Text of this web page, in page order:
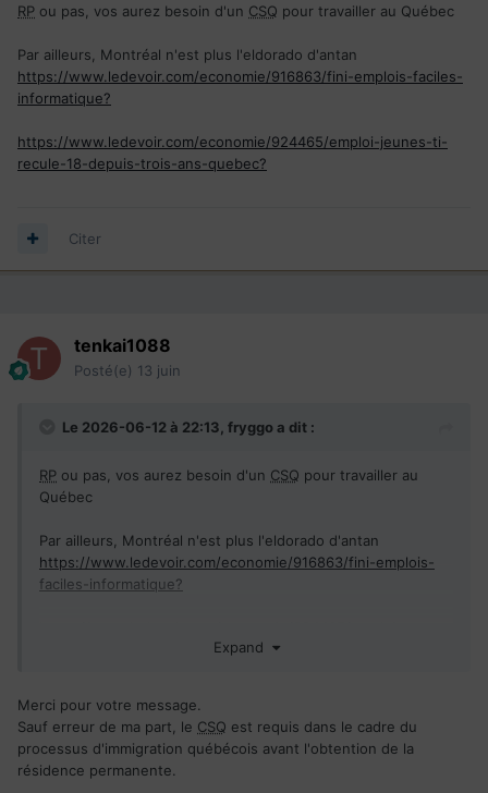
RP ou pas, vos aurez besoin d'un CSQ pour travailler au Québec
Par ailleurs, Montréal n'est plus l'eldorado d'antan
https://www.ledevoir.com/economie/916863/fini-emplois-faciles-
informatique?
https://www.ledevoir.com/economie/924465/emploi-jeunes-ti-
recule-18-depuis-trois-ans-quebec?
Citer
tenkai1088
Posté(e) 13 juin
Le 2026-06-12 à 22:13, fryggoa dit :
RP ou pas, vos aurez besoin d'un CSQ pour travailler au
Québec
Par ailleurs, Montréal n'est plus l'eldorado d'antan
https://www.ledevoir.com/economie/916863/fini-emplois-
faciles-informatique?
jeunes-ti-recule-18-depuis-trois-ans-quebec?
Expand
Merci pour votre message.
Sauf erreur de ma part, le CSQ est requis dans le cadre du
processus d'immigration québécois avant l'obtention de la
résidence permanente.